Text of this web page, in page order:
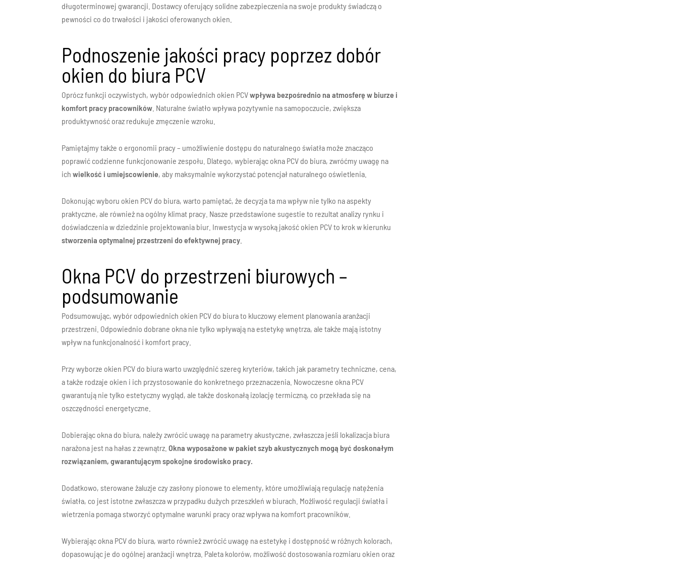
długoterminowej gwarancji. Dostawcy oferujący solidne zabezpieczenia na swoje produkty świadczą o
pewności co do trwałości i jakości oferowanych okien.
Podnoszenie jakości pracy poprzez dobór
okien do biura PCV
Oprócz funkcji oczywistych, wybór odpowiednich okien PCVwpływa bezpośrednio na atmosferę w biurze i
komfort pracy pracowników . Naturalne światło wpływa pozytywnie na samopoczucie, zwiększa
produktywność oraz redukuje zmęczenie wzroku.
Pamiętajmy także o ergonomii pracy – umożliwienie dostępu do naturalnego światła może znacząco
poprawić codzienne funkcjonowanie zespołu. Dlatego, wybierając okna PCV do biura, zwróćmy uwagę na
ichwielkość i umiejscowienie, aby maksymalnie wykorzystać potencjał naturalnego oświetlenia.
Dokonując wyboru okien PCV do biura, warto pamiętać, że decyzja ta ma wpływ nie tylko na aspekty
praktyczne, ale również na ogólny klimat pracy. Nasze przedstawione sugestie to rezultat analizy rynku i
doświadczenia w dziedzinie projektowania biur. Inwestycja w wysoką jakość okien PCV to krok w kierunku
stworzenia optymalnej przestrzeni do efektywnej pracy
Okna PCV do przestrzeni biurowych –
podsumowanie
Podsumowując, wybór odpowiednich okien PCV do biura to kluczowy element planowania aranżacji
przestrzeni. Odpowiednio dobrane okna nie tylko wpływają na estetykę wnętrza, ale także mają istotny
wpływ na funkcjonalność i komfort pracy.
Przy wyborze okien PCV do biura warto uwzględnić szereg kryteriów, takich jak parametry techniczne, cena,
a także rodzaje okien i ich przystosowanie do konkretnego przeznaczenia. Nowoczesne okna PCV
gwarantują nie tylko estetyczny wygląd, ale także doskonałą izolację termiczną, co przekłada się na
oszczędności energetyczne.
Dobierając okna do biura, należy zwrócić uwagę na parametry akustyczne, zwłaszcza jeśli lokalizacja biura
narażona jest na hałas z zewnątrz.Okna wyposażone w pakiet szyb akustycznych mogą być doskonałym
rozwiązaniem, gwarantującym spokojne środowisko pracy.
Dodatkowo, sterowane żaluzje czy zasłony pionowe to elementy, które umożliwiają regulację natężenia
światła, co jest istotne zwłaszcza w przypadku dużych przeszkleń w biurach. Możliwość regulacji światła i
wietrzenia pomaga stworzyć optymalne warunki pracy oraz wpływa na komfort pracowników.
Wybierając okna PCV do biura, warto również zwrócić uwagę na estetykę i dostępność w różnych kolorach,
dopasowując je do ogólnej aranżacji wnętrza. Paleta kolorów, możliwość dostosowania rozmiaru okien oraz